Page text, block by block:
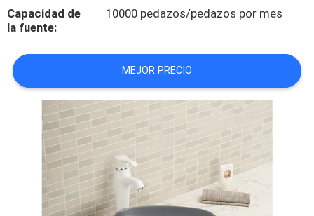
NOTICIAS
CASOS
Capacidad de
la fuente:
10000 pedazos/pedazos por mes
MEJOR PRECIO